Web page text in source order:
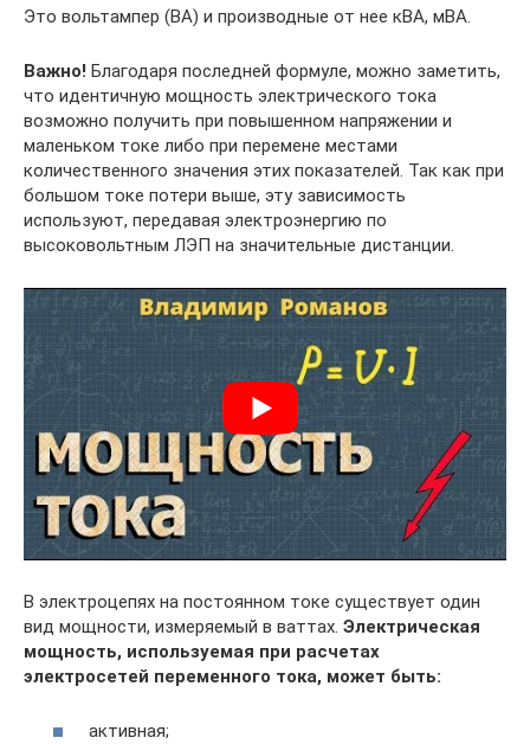
Это вольтампер (ВА) и производные от нее кВА, мВА.
Важно! Благодаря последней формуле, можно заметить,
что идентичную мощность электрического тока
возможно получить при повышенном напряжении и
маленьком токе либо при перемене местами
количественного значения этих показателей. Так как при
большом токе потери выше, эту зависимость
используют, передавая электроэнергию по
высоковольтным ЛЭП на значительные дистанции.
В электроцепях на постоянном токе существует один
вид мощности, измеряемый в ваттах. Электрическая
мощность, используемая при расчетах
электросетей переменного тока, может быть:
активная;